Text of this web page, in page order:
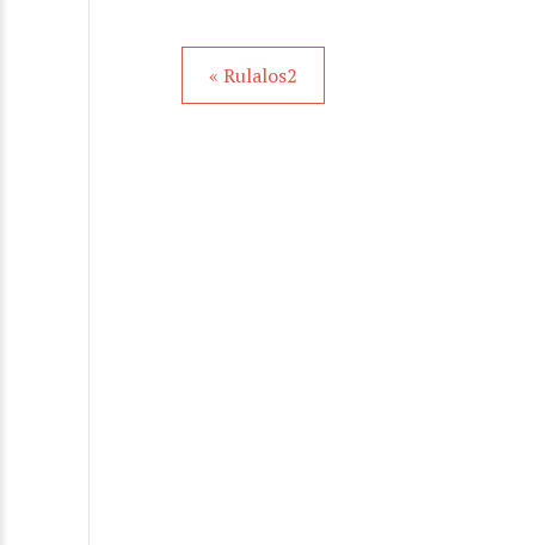
« Rulalos2